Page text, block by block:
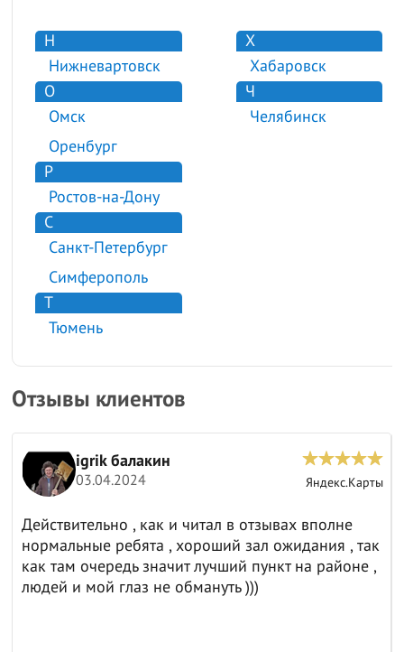
Н
Нижневартовск
О
Омск
Оренбург
Р
Ростов-на-Дону
С
Санкт-Петербург
Симферополь
Т
Тюмень
Х
Хабаровск
Ч
Челябинск
Отзывы клиентов
igrik балакин
03.04.2024 Яндекс.Карты
Действительно , как и читал в отзывах вполне
нормальные ребята , хороший зал ожидания , так
как там очередь значит лучший пункт на районе ,
людей и мой глаз не обмануть )))